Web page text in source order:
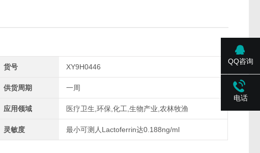
货号 XY9H0446
供货周期 一周
应用领域 医疗卫生,环保,化工,生物产业,农林牧渔
灵敏度 最小可测人Lactoferrin达0.188ng/ml
QQ咨询
电话